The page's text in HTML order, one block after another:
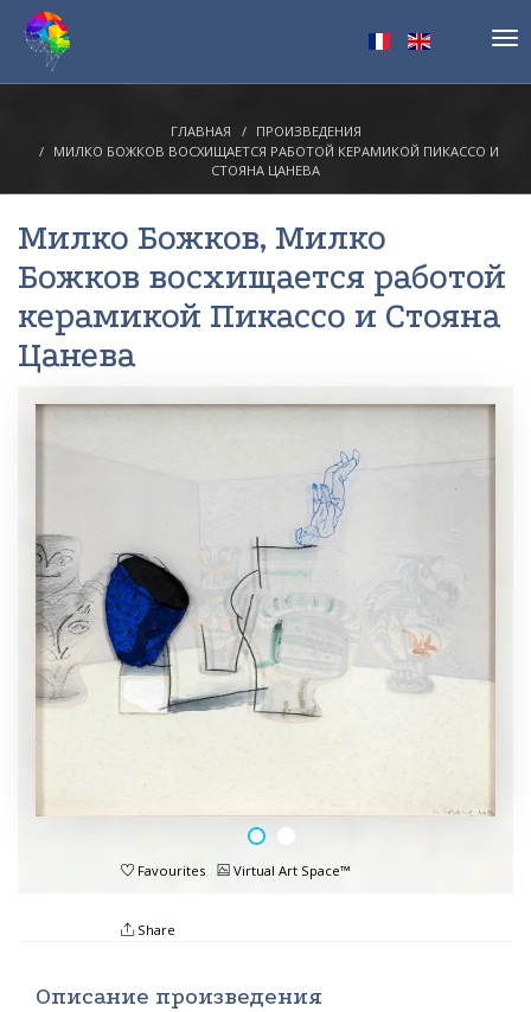
ГЛАВНАЯ
ПРОИЗВЕДЕНИЯ
МИЛКО БОЖКОВ ВОСХИЩАЕТСЯ РАБОТОЙ КЕРАМИКОЙ ПИКАССО И
СТОЯНА ЦАНЕВА
Милко Божков, Милко
Божков восхищается работой
керамикой Пикассо и Стояна
Цанева
Favourites Virtual Art Space™
Share
Описание произведения